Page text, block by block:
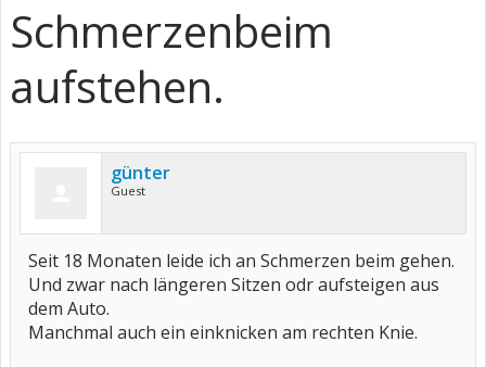
Schmerzenbeim
aufstehen.
günter
Guest
Seit 18 Monaten leide ich an Schmerzen beim gehen.
Und zwar nach längeren Sitzen odr aufsteigen aus
dem Auto.
Manchmal auch ein einknicken am rechten Knie.